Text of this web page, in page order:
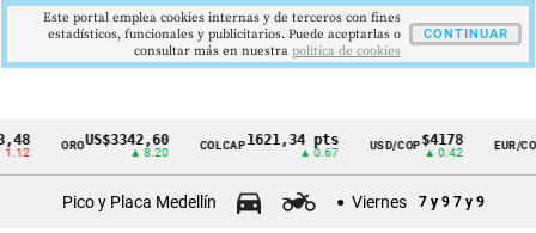
Cintillo
OROUS$3342,60
▲ 8.20
COLCAP1621,34 pts
▲ 0.67
USD/COP$4178
▲ 0.42
EUR/COP
Pico y Placa Medellín Viernes 7 y 9 7 y 9
Este portal emplea cookies internas y de terceros con fines
estadísticos, funcionales y publicitarios. Puede aceptarlas o
consultar más en nuestra politica de cookies
CONTINUAR